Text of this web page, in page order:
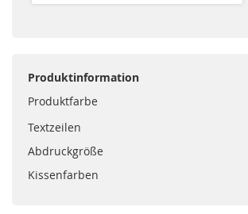
Produktinformation
Produktfarbe
Textzeilen
Abdruckgröße
Kissenfarben